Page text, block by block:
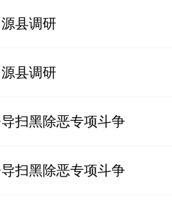
县调研
县调研
扫黑除恶专项斗争
扫黑除恶专项斗争